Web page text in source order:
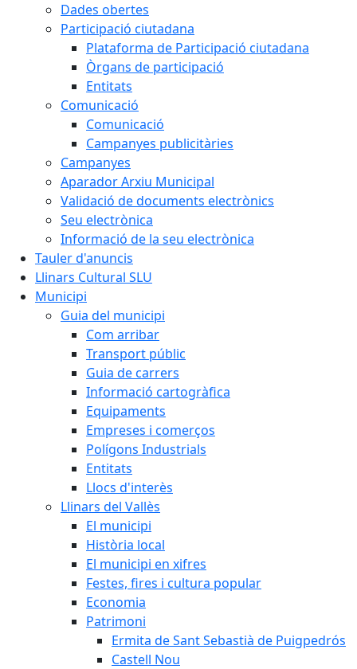
Dades obertes
Participació ciutadana
Plataforma de Participació ciutadana
Òrgans de participació
Entitats
Comunicació
Comunicació
Campanyes publicitàries
Campanyes
Aparador Arxiu Municipal
Validació de documents electrònics
Seu electrònica
Informació de la seu electrònica
Tauler d'anuncis
Llinars Cultural SLU
Municipi
Guia del municipi
Com arribar
Transport públic
Guia de carrers
Informació cartogràfica
Equipaments
Empreses i comerços
Polígons Industrials
Entitats
Llocs d'interès
Llinars del Vallès
El municipi
Història local
El municipi en xifres
Festes, fires i cultura popular
Economia
Patrimoni
Ermita de Sant Sebastià de Puigpedrós
Castell Nou